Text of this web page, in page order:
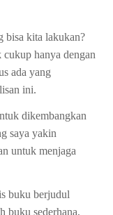
bisa kita lakukan?
hanya dengan
ada yang
ini.
dikembangkan
saya yakin
untuk menjaga
buku berjudul
buku sederhana,